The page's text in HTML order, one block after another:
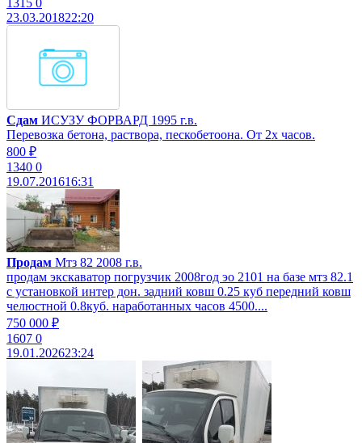
1315 0
23.03.201822:20
Сдам ИСУЗУ ФОРВАРД 1995 г.в.
Перевозка бетона, раствора, пескобетоона. От 2х часов.
800 ₽
1340 0
19.07.201616:31
Продам Мтз 82 2008 г.в.
продам экскаватор погрузчик 2008год эо 2101 на базе мтз 82.1
с установкой интер дон. задний ковш 0.25 куб передний ковш
челюстной 0.8куб. наработанных часов 4500....
750 000 ₽
1607 0
19.01.202623:24